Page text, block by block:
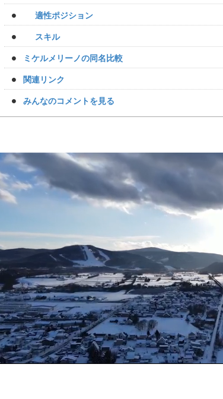
適性ポジション
スキル
ミケルメリーノの同名比較
関連リンク
みんなのコメントを見る